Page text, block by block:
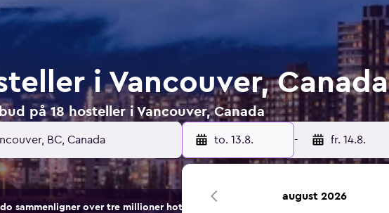
i Vancouver, Canada
på 18 hosteller i Vancouver, Canada
to. 13.8. - fr. 14.8.
sammenligner over tre millioner hotell- og overnattingsalternativer.
august 2026